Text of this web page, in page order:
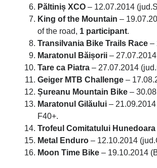
Păltiniș XCO– 12.07.2014
King of the Mountain –
of the road, 1 participant.
Transilvania Bike Trails Race–
Maratonul Băișorii–
Tare ca Piatra– 27.07.2014
Geiger MTB Challenge–
Șureanu Mountain Bike–
Maratonul Gilăului– 21.09.2014
F40+.
Trofeul Comitatului Hunedoara
Metal Enduro – 12.10.2014
Moon Time Bike– 19.10.2014